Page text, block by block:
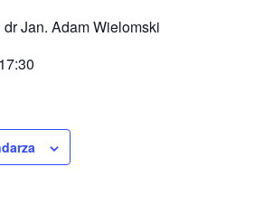
Jan. Adam Wielomski